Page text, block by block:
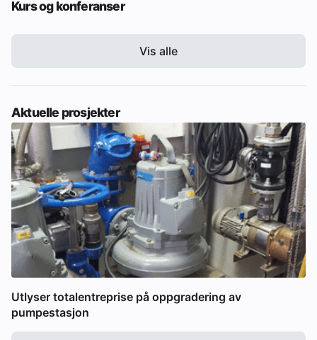
Kurs og konferanser
Vis alle
Aktuelle prosjekter
Utlyser totalentreprise på oppgradering av
pumpestasjon